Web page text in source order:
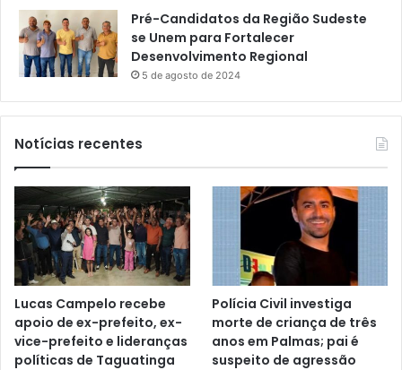
Pré-Candidatos da Região Sudeste
se Unem para Fortalecer
Desenvolvimento Regional
5 de agosto de 2024
Notícias recentes
Lucas Campelo recebe
apoio de ex-prefeito, ex-
vice-prefeito e lideranças
políticas de Taguatinga
Polícia Civil investiga
morte de criança de três
anos em Palmas; pai é
suspeito de agressão